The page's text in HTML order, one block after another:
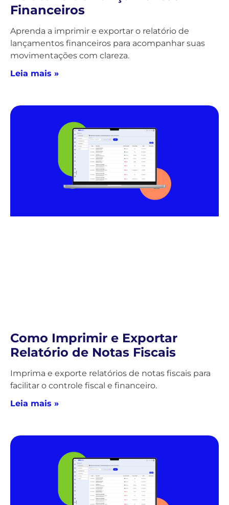
Financeiros
Aprenda a imprimir e exportar o relatório de
lançamentos financeiros para acompanhar suas
movimentações com clareza.
Leia mais »
Como Imprimir e Exportar
Relatório de Notas Fiscais
Imprima e exporte relatórios de notas fiscais para
facilitar o controle fiscal e financeiro.
Leia mais »